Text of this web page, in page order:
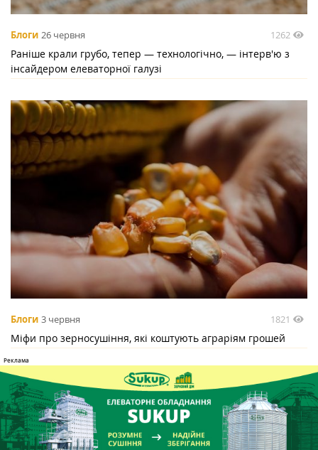
Блоги 26 червня 1262
Раніше крали грубо, тепер — технологічно, — інтерв'ю з
інсайдером елеваторної галузі
Блоги 3 червня 1821
Міфи про зерносушіння, які коштують аграріям грошей